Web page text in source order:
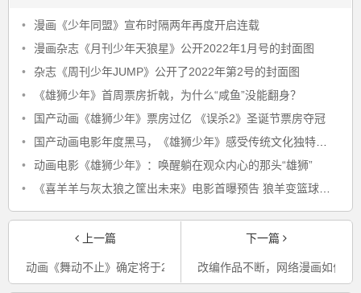
•
漫画《少年同盟》宣布时隔两年再度开启连载
•
漫画杂志《月刊少年天狼星》公开2022年1月号的封面图
•
杂志《周刊少年JUMP》公开了2022年第2号的封面图
•
《雄狮少年》首周票房折戟，为什么“咸鱼”没能翻身？
•
国产动画《雄狮少年》票房过亿 《误杀2》圣诞节票房夺冠
•
国产动画电影年度黑马，《雄狮少年》感受传统文化独特魅力
•
动画电影《雄狮少年》：唤醒躺在观众内心的那头“雄狮”
•
《喜羊羊与灰太狼之筐出未来》电影首曝预告 狼羊变篮球肌肉少年
上一篇
动画《舞动不止》确定将于2022年4月播出
下一篇
改编作品不断，网络漫画如何搅